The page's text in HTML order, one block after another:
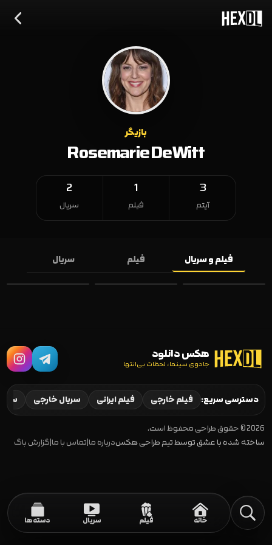
بازیگر
Rosemarie DeWitt
3
آیتم
1
فیلم
2
سریال
فیلم و سریال فیلم سریال
UNTAMED 2025
Out of My Mind
2024
Pantheon 2022–
2023
هکس دانلود
جادوی سینما، لحظات بی‌انتها
دسترسی سریع: فیلم خارجی فیلم ایرانی سریال خارجی
2026 © حقوق طراحی محفوظ است.
ساخته شده با عشق توسط تیم طراحی هکسدرباره ما|تماس با ما|گزارش باگ
خانه فیلم سریال دسته‌ها